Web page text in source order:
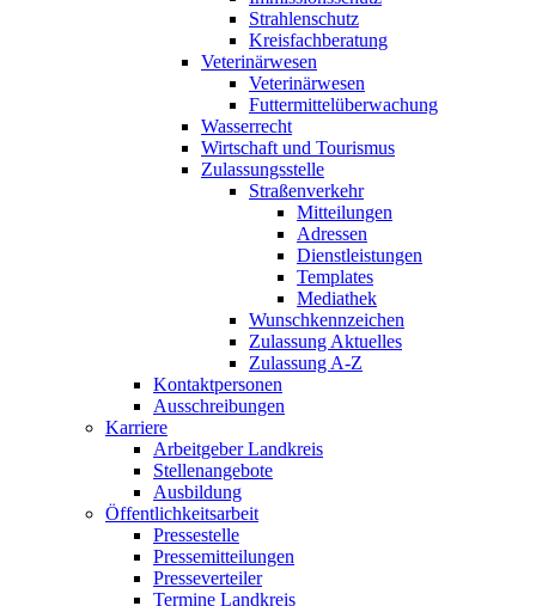
Strahlenschutz
Kreisfachberatung
Veterinärwesen
Veterinärwesen
Futtermittelüberwachung
Wasserrecht
Wirtschaft und Tourismus
Zulassungsstelle
Straßenverkehr
Mitteilungen
Adressen
Dienstleistungen
Templates
Mediathek
Wunschkennzeichen
Zulassung Aktuelles
Zulassung A-Z
Kontaktpersonen
Ausschreibungen
Karriere
Arbeitgeber Landkreis
Stellenangebote
Ausbildung
Öffentlichkeitsarbeit
Pressestelle
Pressemitteilungen
Presseverteiler
Termine Landkreis